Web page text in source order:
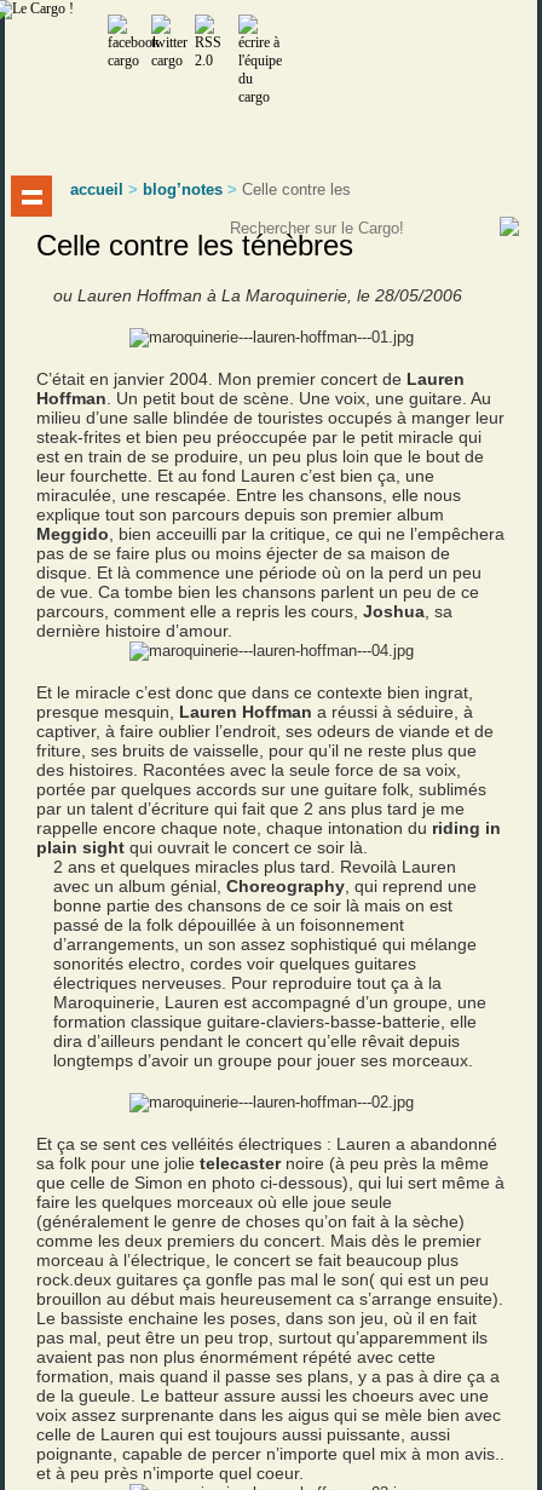
accueil > blog’notes >Celle contre les
Celle contre les ténèbres
ou Lauren Hoffman à La Maroquinerie, le 28/05/2006
C’était en janvier 2004. Mon premier concert de Lauren
Hoffman . Un petit bout de scène. Une voix, une guitare. Au
milieu d’une salle blindée de touristes occupés à manger leur
steak-frites et bien peu préoccupée par le petit miracle qui
est en train de se produire, un peu plus loin que le bout de
leur fourchette. Et au fond Lauren c’est bien ça, une
miraculée, une rescapée. Entre les chansons, elle nous
explique tout son parcours depuis son premier album
Meggido , bien acceuilli par la critique, ce qui ne l’empêchera
pas de se faire plus ou moins éjecter de sa maison de
disque. Et là commence une période où on la perd un peu
de vue. Ca tombe bien les chansons parlent un peu de ce
parcours, comment elle a repris les cours,Joshua , sa
dernière histoire d’amour.
Et le miracle c’est donc que dans ce contexte bien ingrat,
presque mesquin, Lauren Hoffman a réussi à séduire, à
captiver, à faire oublier l’endroit, ses odeurs de viande et de
friture, ses bruits de vaisselle, pour qu’il ne reste plus que
des histoires. Racontées avec la seule force de sa voix,
portée par quelques accords sur une guitare folk, sublimés
par un talent d’écriture qui fait que 2 ans plus tard je me
rappelle encore chaque note, chaque intonation du riding in
plain sight qui ouvrait le concert ce soir là.
2 ans et quelques miracles plus tard. Revoilà Lauren
avec un album génial,Choreography , qui reprend une
bonne partie des chansons de ce soir là mais on est
passé de la folk dépouillée à un foisonnement
d’arrangements, un son assez sophistiqué qui mélange
sonorités electro, cordes voir quelques guitares
électriques nerveuses. Pour reproduire tout ça à la
Maroquinerie, Lauren est accompagné d’un groupe, une
formation classique guitare-claviers-basse-batterie, elle
dira d’ailleurs pendant le concert qu’elle rêvait depuis
longtemps d’avoir un groupe pour jouer ses morceaux.
Et ça se sent ces velléités électriques : Lauren a abandonné
sa folk pour une jolietelecaster noire (à peu près la même
que celle de Simon en photo ci-dessous), qui lui sert même à
faire les quelques morceaux où elle joue seule
(généralement le genre de choses qu’on fait à la sèche)
comme les deux premiers du concert. Mais dès le premier
morceau à l’électrique, le concert se fait beaucoup plus
rock.deux guitares ça gonfle pas mal le son( qui est un peu
brouillon au début mais heureusement ca s’arrange ensuite).
Le bassiste enchaine les poses, dans son jeu, où il en fait
pas mal, peut être un peu trop, surtout qu’apparemment ils
avaient pas non plus énormément répété avec cette
formation, mais quand il passe ses plans, y a pas à dire ça a
de la gueule. Le batteur assure aussi les choeurs avec une
voix assez surprenante dans les aigus qui se mèle bien avec
celle de Lauren qui est toujours aussi puissante, aussi
poignante, capable de percer n’importe quel mix à mon avis..
et à peu près n’importe quel coeur.